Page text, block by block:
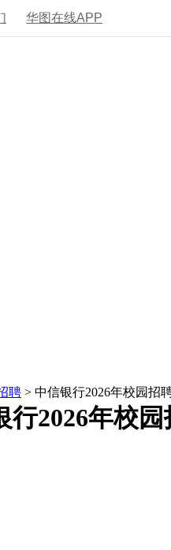
华图在线APP
聘 > 中信银行2026年校园招
行2026年校